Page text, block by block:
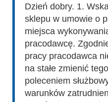
Dzień dobry. 1.
sklepu w umowie o
miejsca
pracodawcę.
pracy pracodawca
na stałe zmienić
poleceniem
warunków